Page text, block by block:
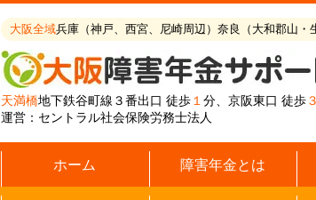
大阪全域兵庫（神戸、西宮、尼崎周辺）奈良（大和郡山・
天満橋地下鉄谷町線３番出口 徒歩１分、京阪東口 徒歩３
運営：セントラル社会保険労務士法人
ホーム 障害年金とは